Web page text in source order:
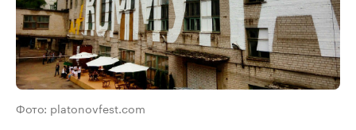
Фото: platonovfest.com